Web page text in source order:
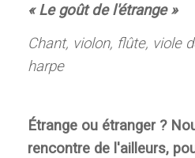
« Le goût de l'étrange »
Chant, violon, flûte, viole
harpe
Étrange ou étranger ?
rencontre de l'ailleurs,